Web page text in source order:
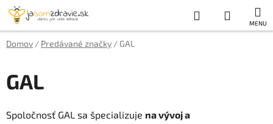
Prejsť
obsah
Hľadať
KOŠÍK
Domov / Predávané značky / GAL
GAL
Spoločnosť GAL sa špecializuje na vývoj a